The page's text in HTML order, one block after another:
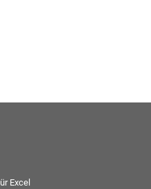
Excel